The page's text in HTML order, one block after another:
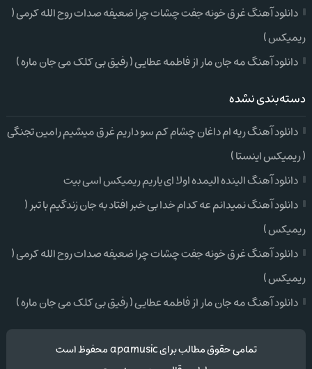
دانلود آهنگ غرق خونه جفت چشات چرا ضعیفه صدات روح الله کرمی (
ریمیکس )
دانلود آهنگ مه جان مار از فاطمه عطایی ( رفیق بی کلک می جان ماره )
دسته‌بندی نشده
دانلود آهنگ ریه ام داغان چشام کم سو داریم غرق میشیم رامین تجنگی
( ریمیکس اینستا )
دانلود آهنگ الینده الیمده اولا ای یاریم ریمیکس اسی بیت
دانلود آهنگ نمیدانم عه کدام خدا بی خبر افتاد به جان زندگیم با تبر (
ریمیکس )
دانلود آهنگ غرق خونه جفت چشات چرا ضعیفه صدات روح الله کرمی (
ریمیکس )
دانلود آهنگ مه جان مار از فاطمه عطایی ( رفیق بی کلک می جان ماره )
تمامی حقوق مطالب برای apamusic محفوظ است